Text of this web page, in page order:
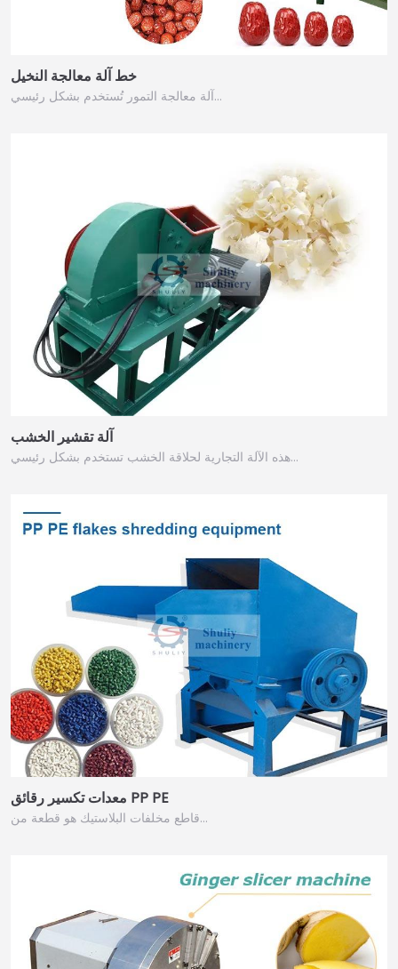
خط آلة معالجة النخيل
آلة معالجة التمور تُستخدم بشكل رئيسي…
آلة تقشير الخشب
هذه الآلة التجارية لحلاقة الخشب تستخدم بشكل رئيسي…
معدات تكسير رقائق PP PE
قاطع مخلفات البلاستيك هو قطعة من…